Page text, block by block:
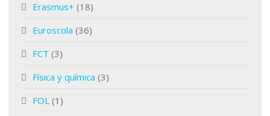
Erasmus+ (18)
Euroscola (36)
FCT (3)
Física y química (3)
FOL (1)